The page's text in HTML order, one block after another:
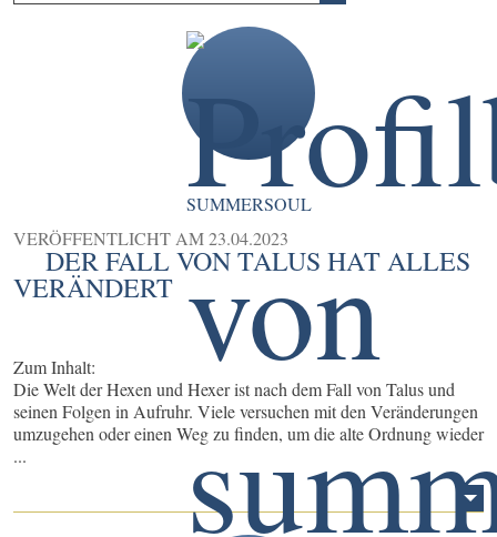
SUMMERSOUL
VERÖFFENTLICHT AM23.04.2023
DER FALL VON TALUS HAT ALLES
VERÄNDERT
Zum Inhalt:
Die Welt der Hexen und Hexer ist nach dem Fall von Talus und
seinen Folgen in Aufruhr. Viele versuchen mit den Veränderungen
umzugehen oder einen Weg zu finden, um die alte Ordnung wieder
...